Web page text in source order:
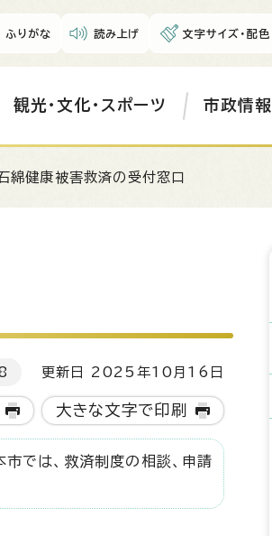
ふりがな 読み上げ 文字サイズ・配色
観光・文化・スポーツ 市政情報
綿健康被害救済の受付窓口
更新日 2025年10月16日
大きな文字で印刷
では、救済制度の相談、申請